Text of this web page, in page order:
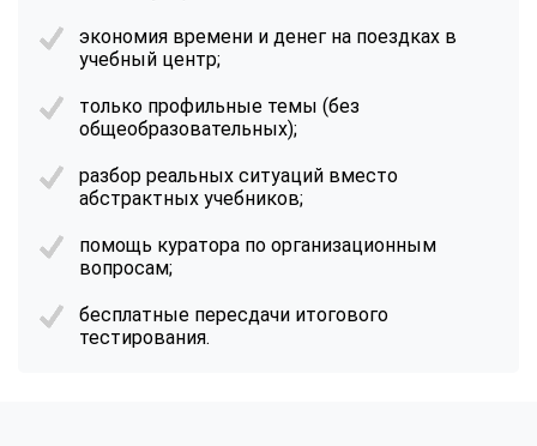
экономия времени и денег на поездках в
учебный центр;
только профильные темы (без
общеобразовательных);
разбор реальных ситуаций вместо
абстрактных учебников;
помощь куратора по организационным
вопросам;
бесплатные пересдачи итогового
тестирования.